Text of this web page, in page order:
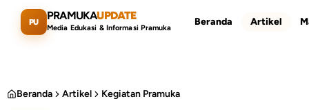
Lewati ke konten utama
PU PRAMUKAUPDATE
Media Edukasi & Informasi Pramuka
Beranda Artikel
Beranda Artikel Kegiatan Pramuka